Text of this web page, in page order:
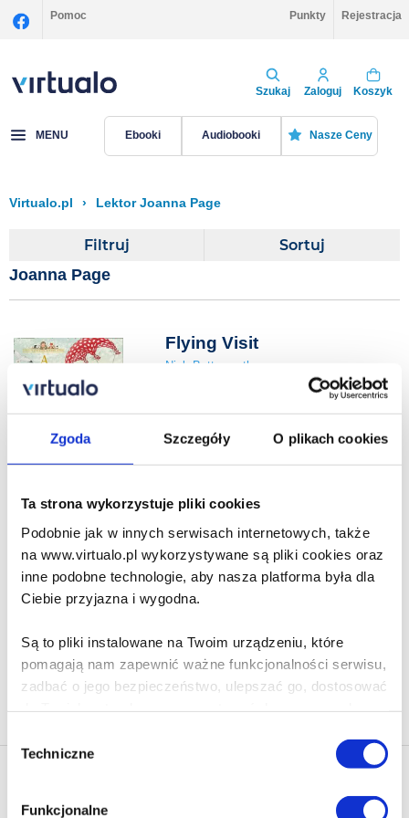
Zgoda Szczegóły O plikach cookies
Ta strona wykorzystuje pliki cookies
Podobnie jak w innych serwisach internetowych, także
na www.virtualo.pl wykorzystywane są pliki cookies oraz
inne podobne technologie, aby nasza platforma była dla
Ciebie przyjazna i wygodna.
Są to pliki instalowane na Twoim urządzeniu, które
pomagają nam zapewnić ważne funkcjonalności serwisu,
zadbać o jego bezpieczeństwo, ulepszać go, dostosować
Poza plikami, które są nam niezbędne do prawidłowego
i bezpiecznego działania serwisu - są także takie, które
zgody
Techniczne
Funkcjonalne
Pomoc Punkty Rejestracja
Szukaj Zaloguj Koszyk
MENU Ebooki Audiobooki Nasze Ceny
Virtualo.pl › Lektor Joanna Page
Filtruj Sortuj
Joanna Page
Flying Visit
Nick Butterworth
30.90 zł
Do koszyka Na prezent
Killing It
Laurence Howarth
61.90 zł
Do koszyka
Na stronie 40
Klikając ZAPISZ SIĘ, zgadzasz się na otrzymywanie informacji